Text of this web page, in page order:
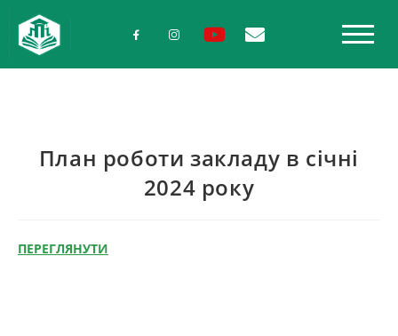
План роботи закладу в січні
2024 року
ПЕРЕГЛЯНУТИ